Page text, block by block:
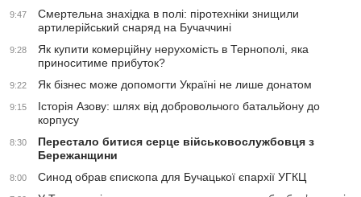
9:47
Смертельна знахідка в полі: піротехніки знищили
артилерійський снаряд на Бучаччині
9:28
Як купити комерційну нерухомість в Тернополі, яка
приноситиме прибуток?
9:22 Як бізнес може допомогти Україні не лише донатом
9:15
Історія Азову: шлях від добровольчого батальйону до
корпусу
8:30
Перестало битися серце військовослужбовця з
Бережанщини
8:00 Синод обрав єпископа для Бучацької єпархії УГКЦ